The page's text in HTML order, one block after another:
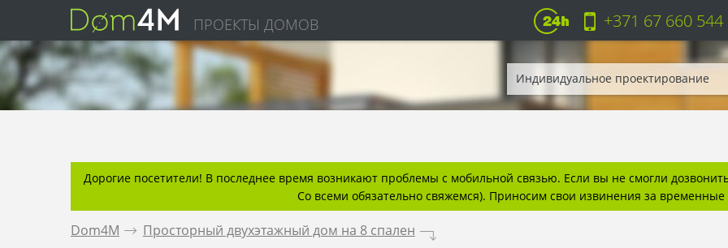
ПРОЕКТЫ ДОМОВ +371 67 660 544
Индивидуальное проектирование
Дорогие посетители! В последнее время возникают проблемы с мобильной связью. Если вы не смогли
Со всеми обязательно свяжемся). Приносим свои извинения за временные
Dom4M . Просторный двухэтажный дом на 8 спален .